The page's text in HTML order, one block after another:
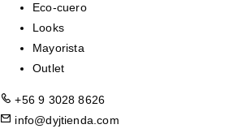
Eco-cuero
Looks
Mayorista
Outlet
+56 9 3028 8626
info@dyjtienda.com